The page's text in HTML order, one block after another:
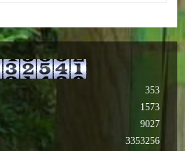
353
1573
9027
3353256